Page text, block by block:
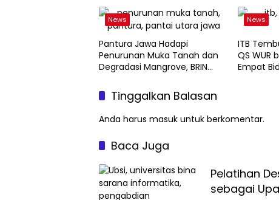
News
Pantura Jawa Hadapi
Penurunan Muka Tanah dan
Degradasi Mangrove, BRIN
Geospasial
News
ITB
QS WUR
Empat
Tinggalkan Balasan
Anda harus masuk untuk berkomentar.
Baca Juga
Pelatihan
sebagai